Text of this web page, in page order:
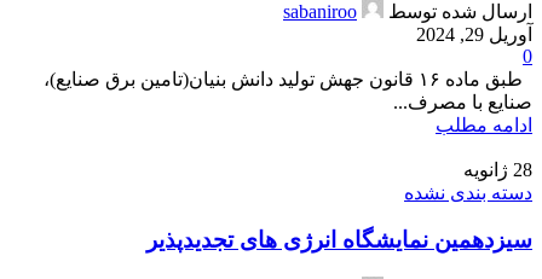
ارسال شده توسط
sabaniroo
آوریل 29, 2024
0
طبق ماده ۱۶ قانون جهش تولید دانش بنیان(تامین برق صنایع)،
صنایع با مصرف...
ادامه مطلب
28 ژانویه
دسته بندی نشده
سیزدهمین نمایشگاه انرژی های تجدیدپذیر